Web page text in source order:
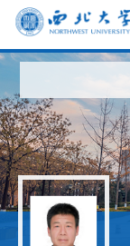
科学研究
教学研究
获奖信息